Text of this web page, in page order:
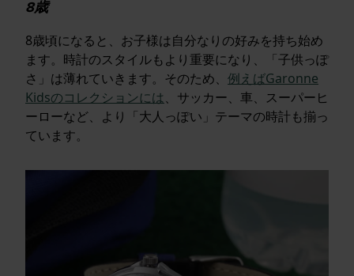
8歳
8歳頃になると、お子様は自分なりの好みを持ち始め
ます。時計のスタイルもより重要になり、「子供っぽ
さ」は薄れていきます。そのため、 例えばGaronne
Kidsのコレクションには、サッカー、車、スーパーヒ
ーローなど、より「大人っぽい」テーマの時計も揃っ
ています。